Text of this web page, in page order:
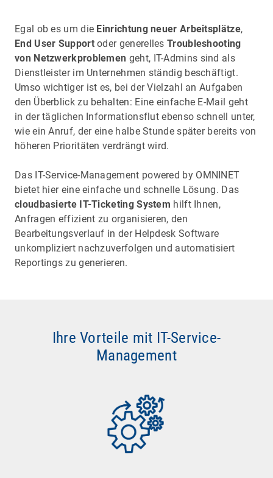
Egal ob es um die Einrichtung neuer Arbeitsplätze,
End User Supportoder generellesTroubleshooting
von Netzwerkproblemen geht, IT-Admins sind als
Dienstleister im Unternehmen ständig beschäftigt.
Umso wichtiger ist es, bei der Vielzahl an Aufgaben
den Überblick zu behalten: Eine einfache E-Mail geht
in der täglichen Informationsflut ebenso schnell unter,
wie ein Anruf, der eine halbe Stunde später bereits von
höheren Prioritäten verdrängt wird.
Das IT-Service-Management powered by OMNINET
bietet hier eine einfache und schnelle Lösung. Das
cloudbasierte IT-Ticketing System hilft Ihnen,
Anfragen effizient zu organisieren, den
Bearbeitungsverlauf in der Helpdesk Software
unkompliziert nachzuverfolgen und automatisiert
Reportings zu generieren.
Ihre Vorteile mit IT-Service-
Management